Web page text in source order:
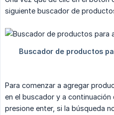
siguiente buscador de
Para comenzar a agregar
en el buscador y a continuación
presione enter, si la búsqueda